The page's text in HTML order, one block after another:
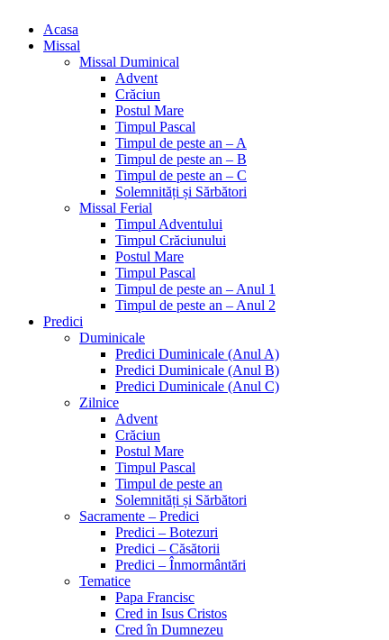
Acasa
Missal
Missal Duminical
Advent
Crăciun
Postul Mare
Timpul Pascal
Timpul de peste an – A
Timpul de peste an – B
Timpul de peste an – C
Solemnități și Sărbători
Missal Ferial
Timpul Adventului
Timpul Crăciunului
Postul Mare
Timpul Pascal
Timpul de peste an – Anul 1
Timpul de peste an – Anul 2
Predici
Duminicale
Predici Duminicale (Anul A)
Predici Duminicale (Anul B)
Predici Duminicale (Anul C)
Zilnice
Advent
Crăciun
Postul Mare
Timpul Pascal
Timpul de peste an
Solemnități și Sărbători
Sacramente – Predici
Predici – Botezuri
Predici – Căsătorii
Predici – Înmormântări
Tematice
Papa Francisc
Cred in Isus Cristos
Cred în Dumnezeu